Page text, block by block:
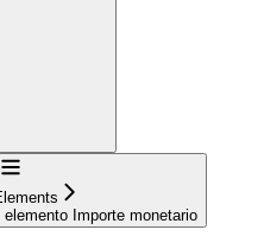
Importe monetario